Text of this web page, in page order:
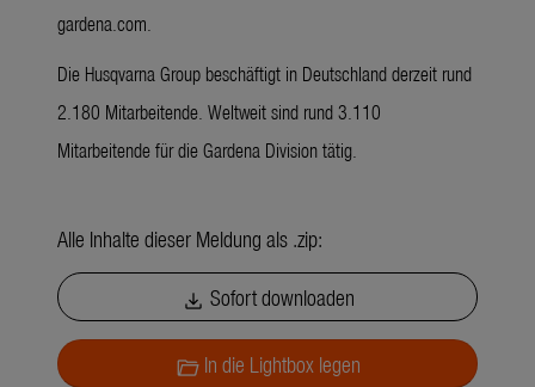
gardena.com.
Die Husqvarna Group beschäftigt in Deutschland derzeit rund
2.180 Mitarbeitende. Weltweit sind rund 3.110
Mitarbeitende für die Gardena Division tätig.
Alle Inhalte dieser Meldung als .zip:
download Sofort downloaden
folder_openIn die Lightbox legen